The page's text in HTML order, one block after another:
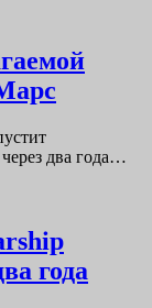
два года…
года